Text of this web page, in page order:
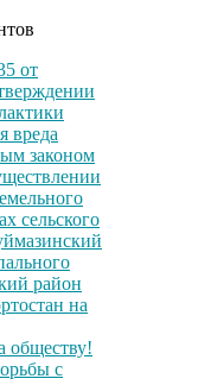
от
вреда
законом
сельского
район
на
обществу!
с